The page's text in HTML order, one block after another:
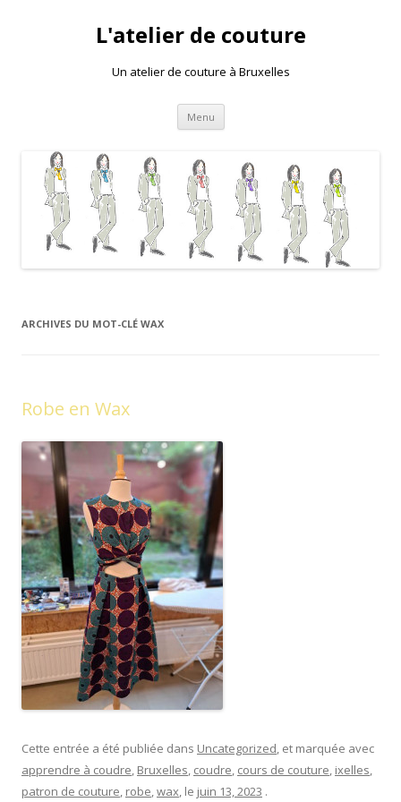
L'atelier de couture
Un atelier de couture à Bruxelles
Menu Aller au contenu principal
ARCHIVES DU MOT-CLÉ WAX
Robe en Wax
Cette entrée a été publiée dans Uncategorized , et marquée avec
apprendre à coudre Bruxelles coudre cours de couture ixelles
patron de couture robe wax , le juin 13, 2023 .